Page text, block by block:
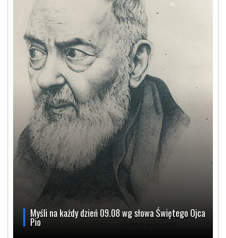
Myśli na każdy dzień 09.08 wg słowa Świętego Ojca
Pio